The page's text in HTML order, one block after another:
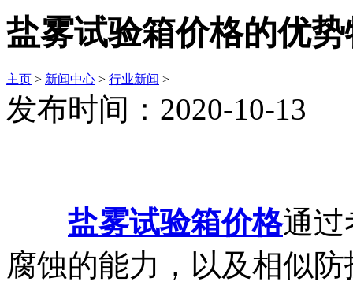
盐雾试验箱价格的优
主页 > 新闻中心 > 行业新闻 >
发布时间：2020-10-13
盐雾试验箱价格通过
腐蚀的能力，以及相似